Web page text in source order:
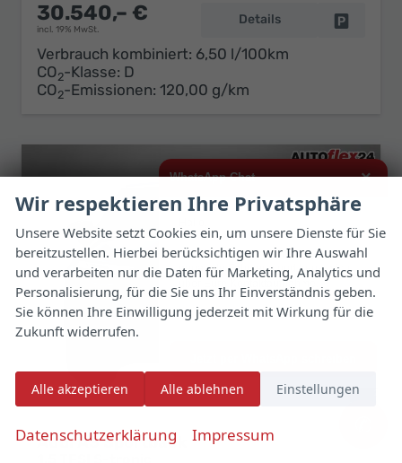
30.540,– €
incl. 19% MwSt.
Details
Verbrauch kombiniert: 6,50 l/100km
CO2-Klasse: D
CO2-Emissionen: 120,00 g/km
Audi A3 Sportback
WhatsApp Chat ×
ich interessiere mich für das oben
genannte Fahrzeug und freue mich
über Eure Kontaktaufnahme.
Viele Grüße
Wir respektieren Ihre Privatsphäre
Unsere Website setzt Cookies ein, um unsere Dienste für Sie
bereitzustellen. Hierbei berücksichtigen wir Ihre Auswahl
und verarbeiten nur die Daten für Marketing, Analytics und
Personalisierung, für die Sie uns Ihr Einverständnis geben.
Sie können Ihre Einwilligung jederzeit mit Wirkung für die
Zukunft widerrufen.
Alle akzeptieren Alle ablehnen Einstellungen
Datenschutzerklärung Impressum